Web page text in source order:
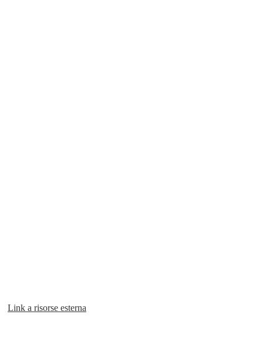
Link a risorse esterna